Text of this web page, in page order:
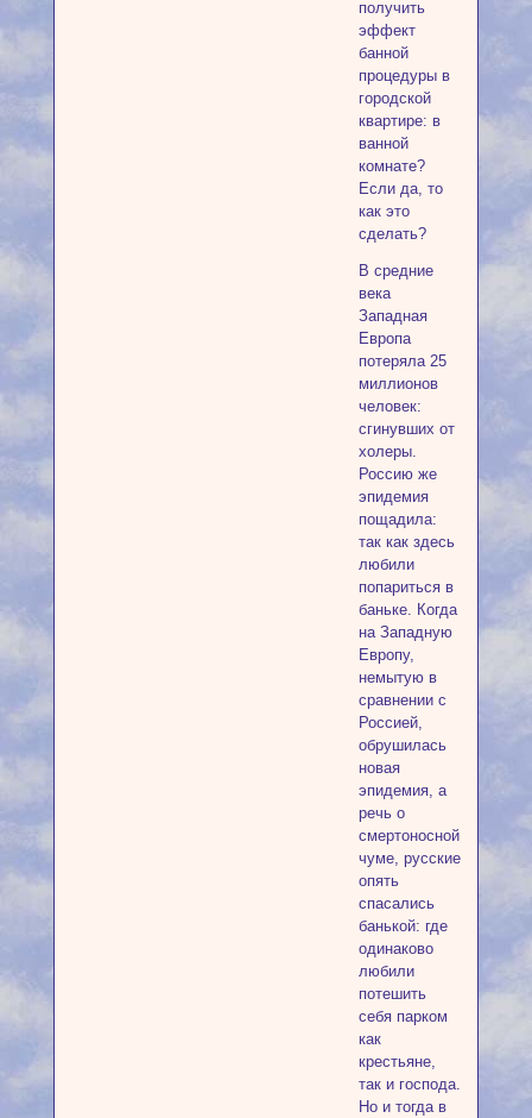
получить
эффект
банной
процедуры в
городской
квартире: в
ванной
комнате?
Если да, то
как это
сделать?
В средние
века
Западная
Европа
потеряла 25
миллионов
человек:
сгинувших от
холеры.
Россию же
эпидемия
пощадила:
так как здесь
любили
попариться в
баньке. Когда
на Западную
Европу,
немытую в
сравнении с
Россией,
обрушилась
новая
эпидемия, а
речь о
смертоносной
чуме, русские
опять
спасались
банькой: где
одинаково
любили
потешить
себя парком
как
крестьяне,
так и господа.
Но и тогда в